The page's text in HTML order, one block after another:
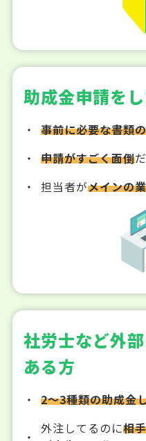
助成金申請を
事前に必要な書類
申請がすごく面倒
担当者がメインの
社労士など外
ある方
2～3種類の助成金
外注してるのに相